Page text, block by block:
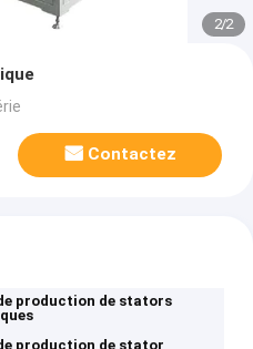
2/2
Contactez
production de stators
production de stator